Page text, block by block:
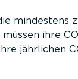
mindestens
ihre CO
jährlichen